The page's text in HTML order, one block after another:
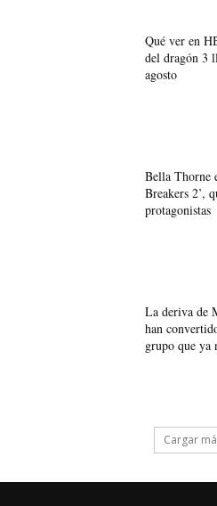
Qué ver en
del dragón 3
agosto
Bella Thorne
Breakers 2’,
protagonistas
La deriva de
han
grupo que ya
Cargar